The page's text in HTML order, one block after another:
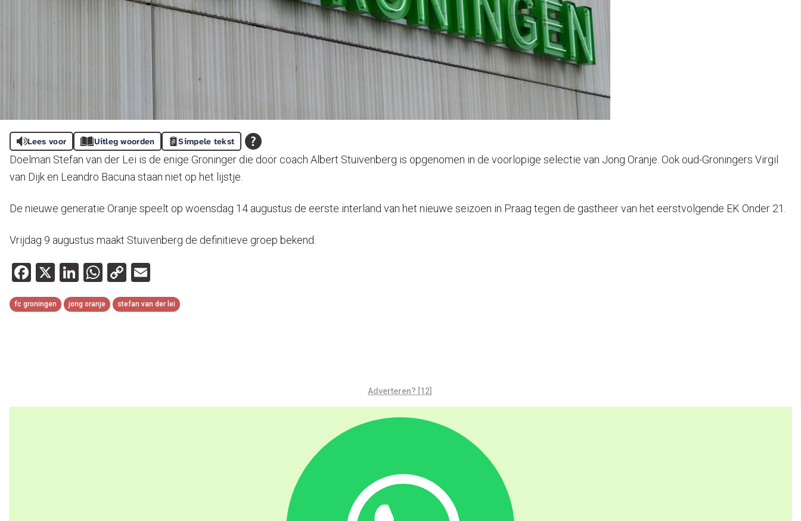
Lees voor Uitleg woorden Simpele tekst
Doelman Stefan van der Lei is de enige Groninger die door coach Albert Stuivenberg is opgenomen in de voorlopige selectie van Jong Oranje. Ook oud-Groningers Virgil
van Dijk en Leandro Bacuna staan niet op het lijstje.
De nieuwe generatie Oranje speelt op woensdag 14 augustus de eerste interland van het nieuwe seizoen in Praag tegen de gastheer van het eerstvolgende EK Onder 21.
Vrijdag 9 augustus maakt Stuivenberg de definitieve groep bekend.
Facebook
X LinkedIn
WhatsApp
Copy
Link
fc groningen jong oranje stefan van der lei
Adverteren? [12]